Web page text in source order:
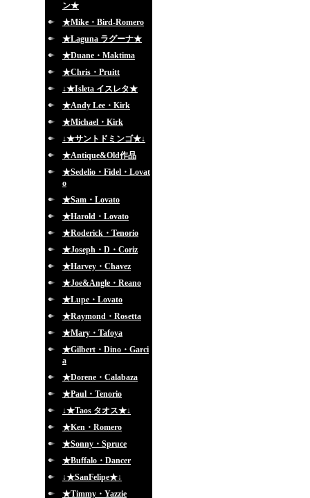
ン★
★Mike・Bird-Romero
★Laguna ラグーナ★
★Duane・Maktima
★Chris・Pruitt
↓★Isleta イスレタ★
★Andy Lee・Kirk
★Michael・Kirk
↓★サントドミンゴ★↓
★Antique&Old作品
★Sedelio・Fidel・Lovat
o
★Sam・Lovato
★Harold・Lovato
★Roderick・Tenorio
★Joseph・D・Coriz
★Harvey・Chavez
★Joe&Angle・Reano
★Lupe・Lovato
★Raymond・Rosetta
★Mary・Tafoya
★Gilbert・Dino・Garci
a
★Dorene・Calabaza
★Paul・Tenorio
↓★Taos タオス★↓
★Ken・Romero
★Sonny・Spruce
★Buffalo・Dancer
↓★SanFelipe★↓
★Timmy・Yazzie